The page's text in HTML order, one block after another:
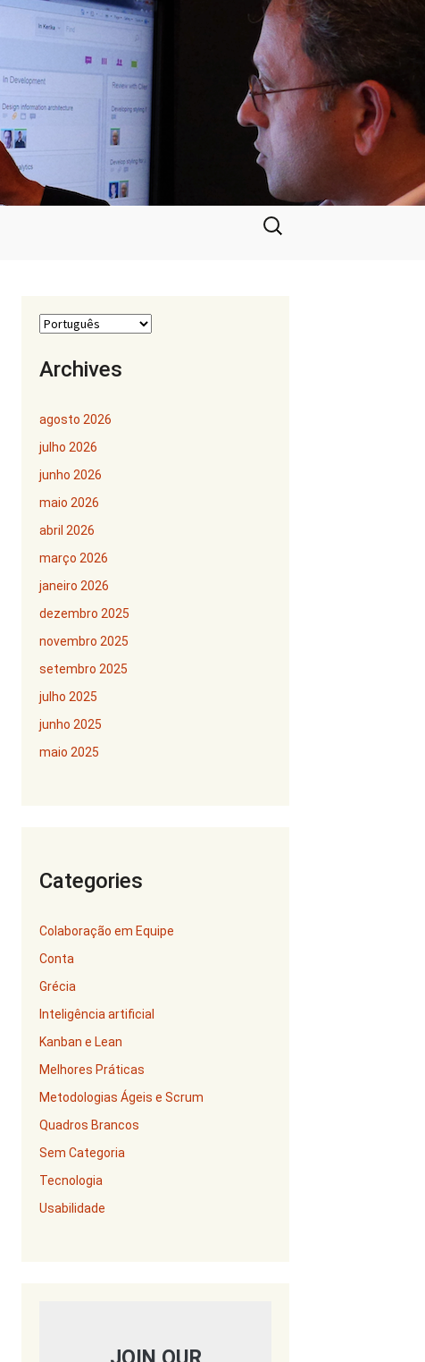
Pesquisar
por:
Archives
agosto 2026
julho 2026
junho 2026
maio 2026
abril 2026
março 2026
janeiro 2026
dezembro 2025
novembro 2025
setembro 2025
julho 2025
junho 2025
maio 2025
Categories
Colaboração em Equipe
Conta
Grécia
Inteligência artificial
Kanban e Lean
Melhores Práticas
Metodologias Ágeis e Scrum
Quadros Brancos
Sem Categoria
Tecnologia
Usabilidade